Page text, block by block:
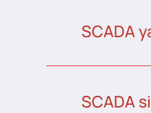
SCADA
SCADA